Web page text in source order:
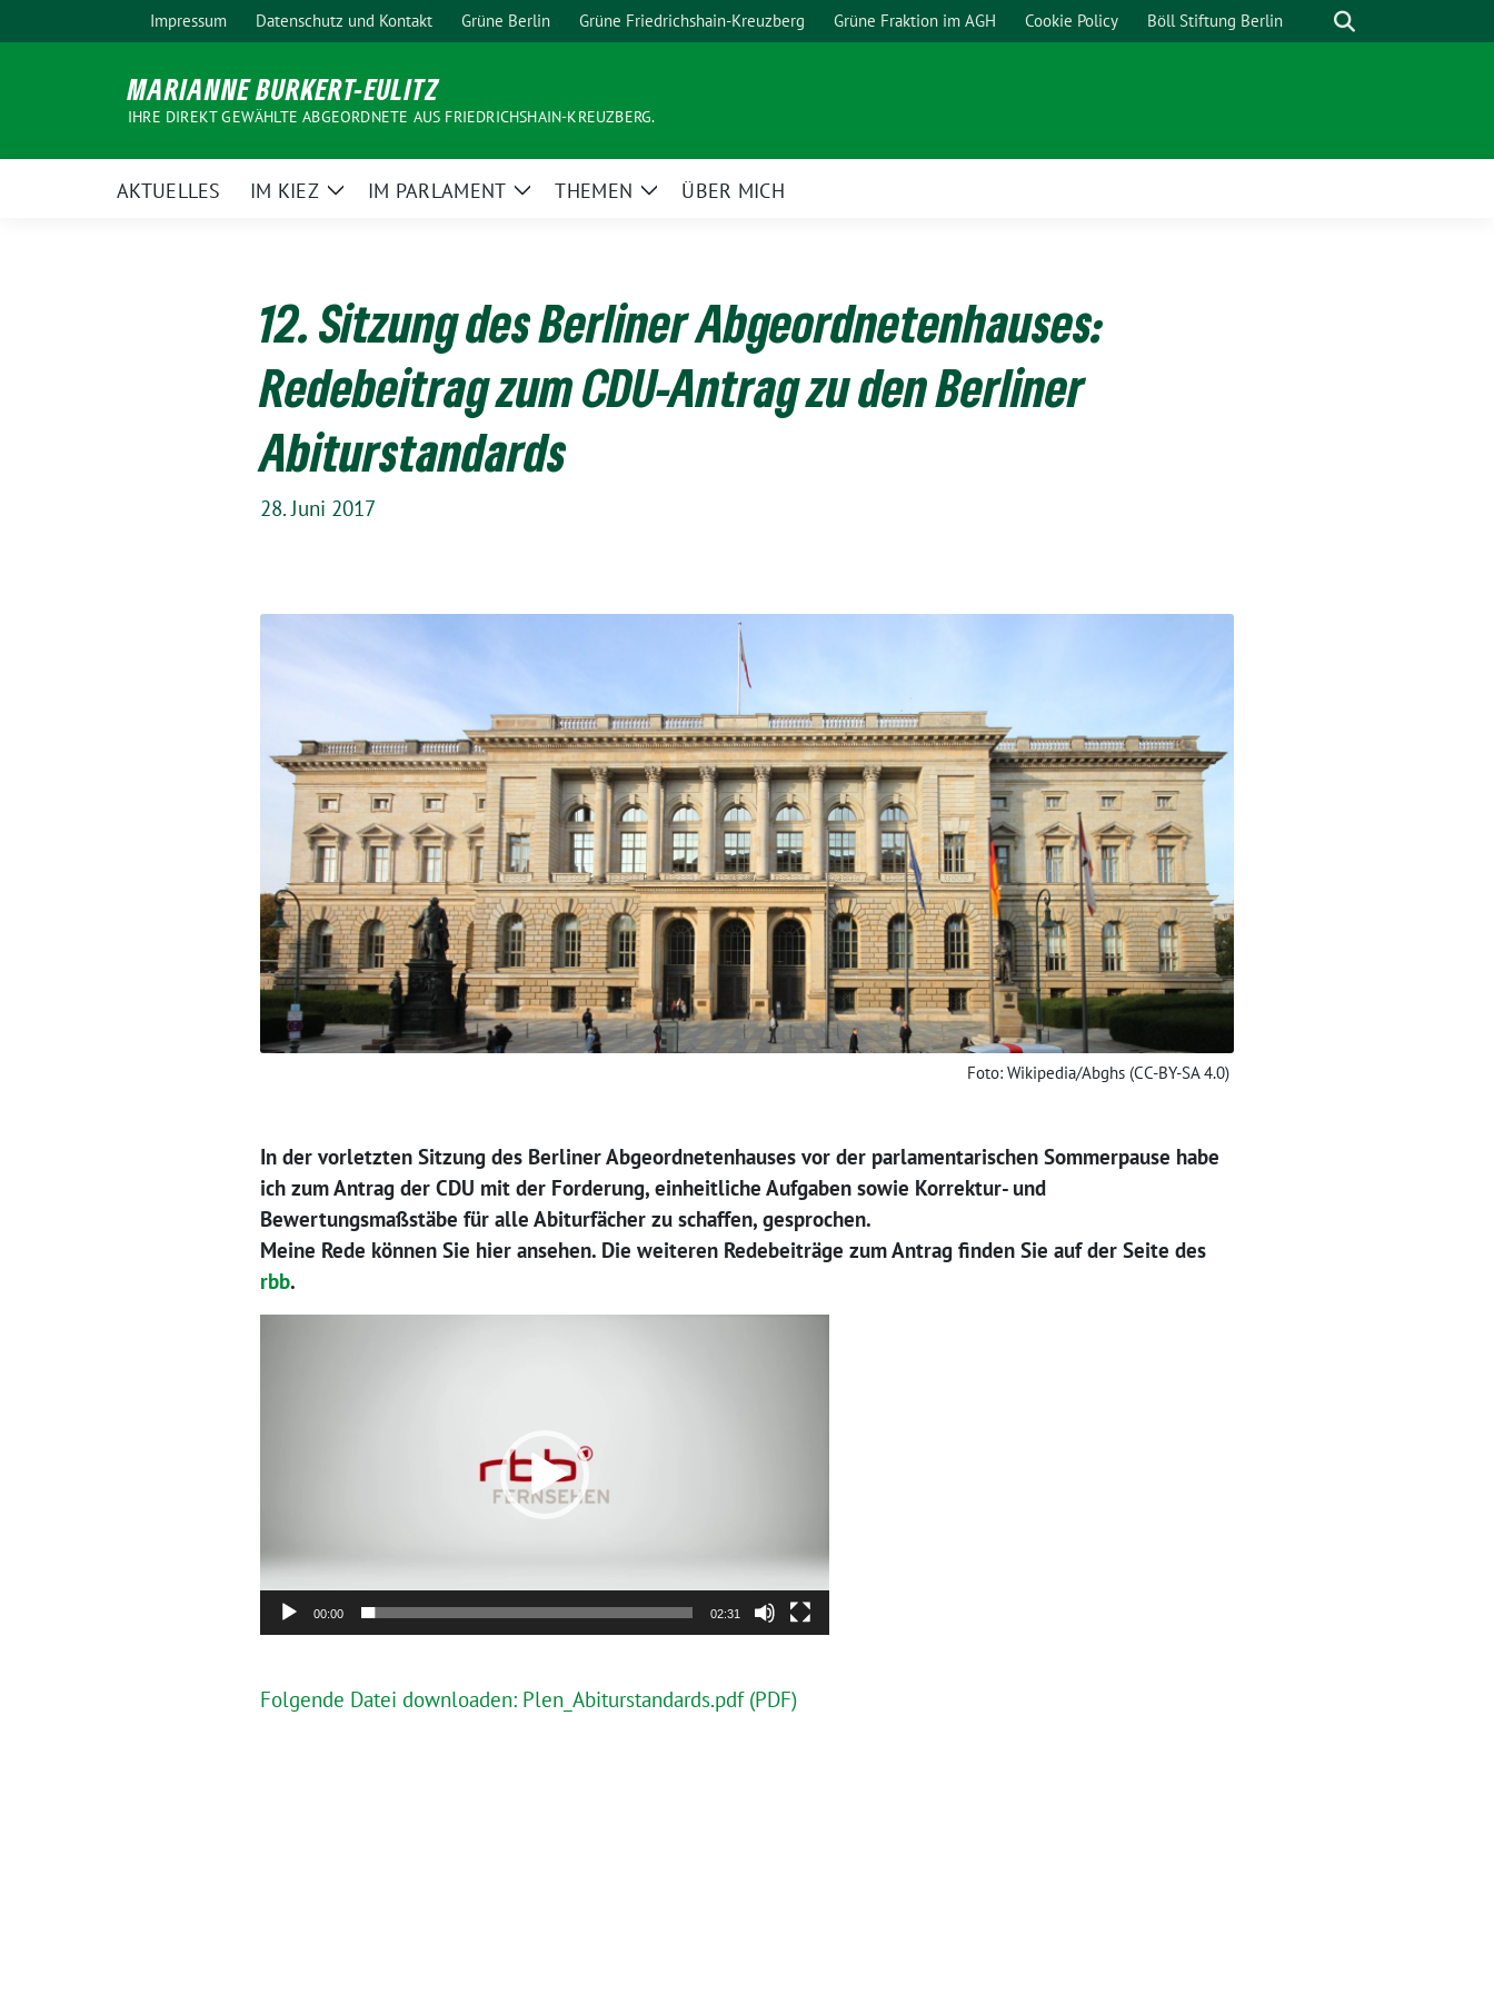
zum
Impressum Datenschutz und Kontakt Grüne Berlin Grüne Friedrichshain-Kreuzberg Grüne Fraktion im AGH Cookie Policy Böll Stiftung Berlin
MARIANNE BURKERT-EULITZ
IHRE DIREKT GEWÄHLTE ABGEORDNETE AUS FRIEDRICHSHAIN-KREUZBERG.
AKTUELLES IM KIEZ
ZeigeIM PARLAMENT
ZeigeTHEMEN
ZeigeÜBER MICH
12. Sitzung des Berliner Abgeordnetenhauses:
Redebeitrag zum CDU-Antrag zu den Berliner
Abiturstandards
28. Juni 2017
Foto: Wikipedia/Abghs (CC-BY-SA 4.0)
In der vorletzten Sitzung des Berliner Abgeordnetenhauses vor der parlamentarischen Sommerpause habe
ich zum Antrag der CDU mit der Forderung, einheitliche Aufgaben sowie Korrektur- und
Bewertungsmaßstäbe für alle Abiturfächer zu schaffen, gesprochen.
Meine Rede können Sie hier ansehen. Die weiteren Redebeiträge zum Antrag finden Sie auf der Seite des
rbb.
00:00 02:31
Folgende Datei downloaden: Plen_Abiturstandards.pdf (PDF)